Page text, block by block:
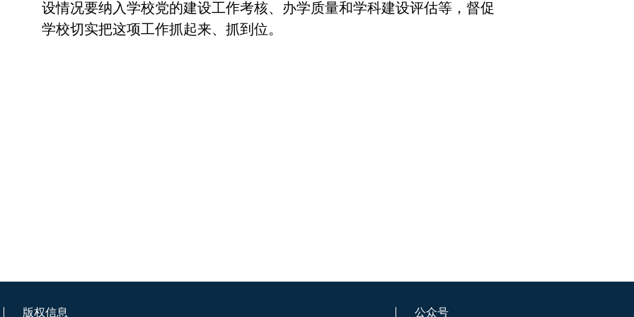
设情况要纳入学校党的建设工作考核、办学质量和学科建设评估等，督促
学校切实把这项工作抓起来、抓到位。
版权信息 公众号